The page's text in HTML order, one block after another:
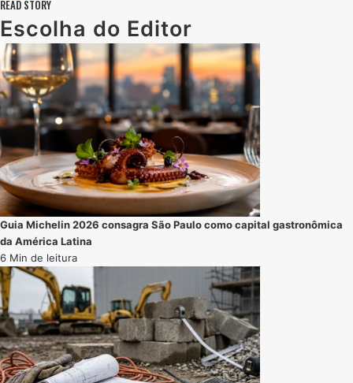
READ STORY
Escolha do Editor
Guia Michelin 2026 consagra São Paulo como capital gastronômica
da América Latina
6 Min de leitura